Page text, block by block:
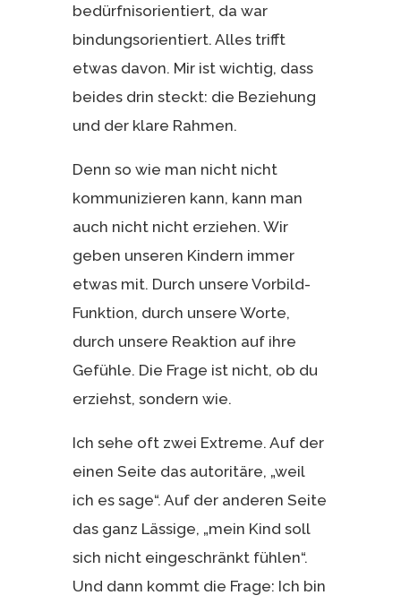
bedürfnisorientiert, da war
bindungsorientiert. Alles trifft
etwas davon. Mir ist wichtig, dass
beides drin steckt: die Beziehung
und der klare Rahmen.
Denn so wie man nicht nicht
kommunizieren kann, kann man
auch nicht nicht erziehen. Wir
geben unseren Kindern immer
etwas mit. Durch unsere Vorbild-
Funktion, durch unsere Worte,
durch unsere Reaktion auf ihre
Gefühle. Die Frage ist nicht, ob du
erziehst, sondern wie.
Ich sehe oft zwei Extreme. Auf der
einen Seite das autoritäre, „weil
ich es sage“. Auf der anderen Seite
das ganz Lässige, „mein Kind soll
sich nicht eingeschränkt fühlen“.
Und dann kommt die Frage: Ich bin